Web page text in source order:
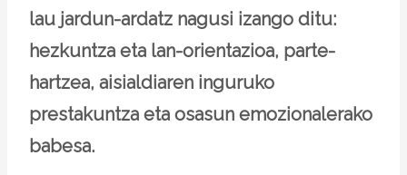
lau jardun-ardatz nagusi izango ditu:
hezkuntza eta lan-orientazioa, parte-
hartzea, aisialdiaren inguruko
prestakuntza eta osasun emozionalerako
babesa.